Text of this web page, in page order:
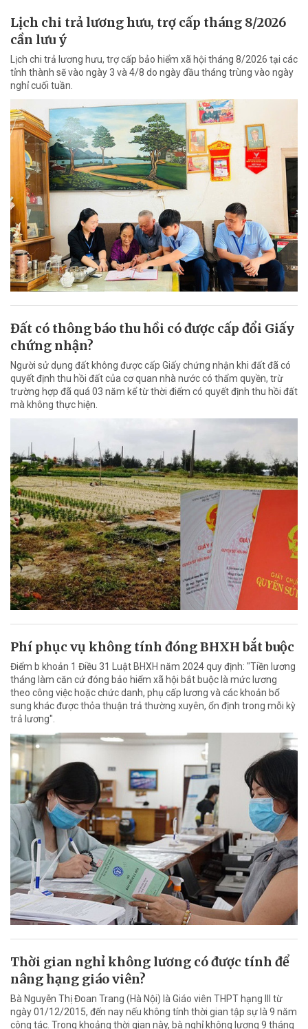
Lịch chi trả lương hưu, trợ cấp tháng 8/2026
cần lưu ý
Lịch chi trả lương hưu, trợ cấp bảo hiểm xã hội tháng 8/2026 tại các
tỉnh thành sẽ vào ngày 3 và 4/8 do ngày đầu tháng trùng vào ngày
nghỉ cuối tuần.
Đất có thông báo thu hồi có được cấp đổi Giấy
chứng nhận?
Người sử dụng đất không được cấp Giấy chứng nhận khi đất đã có
quyết định thu hồi đất của cơ quan nhà nước có thẩm quyền, trừ
trường hợp đã quá 03 năm kể từ thời điểm có quyết định thu hồi đất
mà không thực hiện.
Phí phục vụ không tính đóng BHXH bắt buộc
Điểm b khoản 1 Điều 31 Luật BHXH năm 2024 quy định: "Tiền lương
tháng làm căn cứ đóng bảo hiểm xã hội bắt buộc là mức lương
theo công việc hoặc chức danh, phụ cấp lương và các khoản bổ
sung khác được thỏa thuận trả thường xuyên, ổn định trong mỗi kỳ
trả lương".
Thời gian nghỉ không lương có được tính để
nâng hạng giáo viên?
Bà Nguyễn Thị Đoan Trang (Hà Nội) là Giáo viên THPT hạng III từ
ngày 01/12/2015, đến nay nếu không tính thời gian tập sự là 9 năm
công tác. Trong khoảng thời gian này, bà nghỉ không lương 9 tháng